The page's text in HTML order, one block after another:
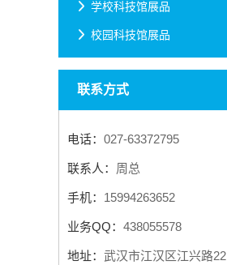
学校科技馆展品
校园科技馆展品
联系方式
电话： 027-63372795
联系人： 周总
手机： 15994263652
业务QQ： 438055578
地址： 武汉市江汉区江兴路22